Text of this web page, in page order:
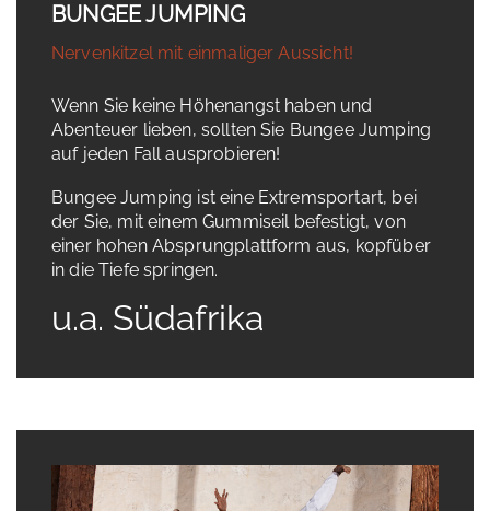
BUNGEE JUMPING
Nervenkitzel mit einmaliger Aussicht!
Wenn Sie keine Höhenangst haben und
Abenteuer lieben, sollten Sie Bungee Jumping
auf jeden Fall ausprobieren!
Bungee Jumping ist eine Extremsportart, bei
der Sie, mit einem Gummiseil befestigt, von
einer hohen Absprungplattform aus, kopfüber
in die Tiefe springen.
u.a. Südafrika